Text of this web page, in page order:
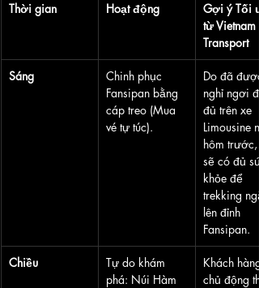
Thời gian Hoạt động
Gợi ý Tối
từ Vietnam
Transport
Sáng
Chinh phục
Fansipan bằng
cáp treo (Mua
vé tự túc).
Do đã được
nghỉ ngơi
đủ trên xe
Limousine
hôm trước,
sẽ có đủ
khỏe để
trekking
lên đỉnh
Fansipan.
Chiều
Tự do khám
phá: Núi Hàm
Khách hàng
chủ động